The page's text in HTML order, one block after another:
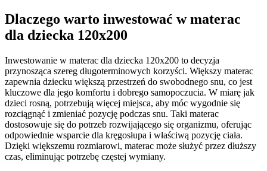
Dlaczego warto inwestować w materac
dla dziecka 120x200
Inwestowanie w materac dla dziecka 120x200 to decyzja
przynosząca szereg długoterminowych korzyści. Większy materac
zapewnia dziecku większą przestrzeń do swobodnego snu, co jest
kluczowe dla jego komfortu i dobrego samopoczucia. W miarę jak
dzieci rosną, potrzebują więcej miejsca, aby móc wygodnie się
rozciągnąć i zmieniać pozycję podczas snu. Taki materac
dostosowuje się do potrzeb rozwijającego się organizmu, oferując
odpowiednie wsparcie dla kręgosłupa i właściwą pozycję ciała.
Dzięki większemu rozmiarowi, materac może służyć przez dłuższy
czas, eliminując potrzebę częstej wymiany.